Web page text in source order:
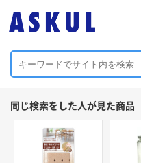
同じ検索をした人が見た商品